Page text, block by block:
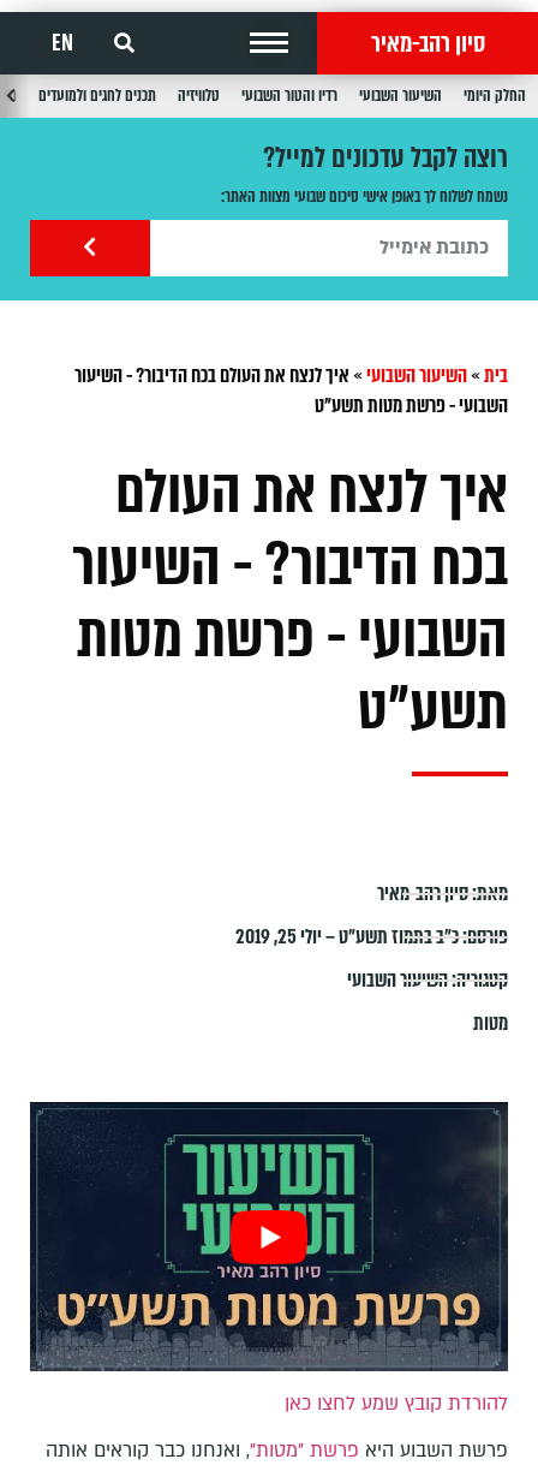
סיון רהב-מאיר EN
החלק היומי השיעור השבועי רדיו והטור השבועי טלוויזיה תכנים לחגים ולמועדים
רוצה לקבל עדכונים למייל?
נשמח לשלוח לך באופן אישי סיכום שבועי מצוות האתר:
בית»השיעור השבועי»איך לנצח את העולם בכח הדיבור? - השיעור
השבועי - פרשת מטות תשע"ט
איך לנצח את העולם
בכח הדיבור? - השיעור
השבועי - פרשת מטות
תשע"ט
מאת:סיון רהב-מאיר
פורסם:כ״ב בתמוז תשע״ט – יולי 25, 2019
קטגוריה:השיעור השבועי
מטות
להורדת קובץ שמע לחצו כאן
פרשת השבוע היא פרשת "מטות", ואנחנו כבר קוראים אותה